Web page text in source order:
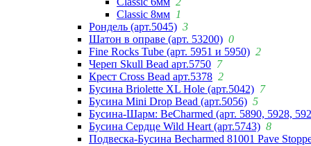
Classic 8мм 1
Рондель (арт.5045) 3
Шатон в оправе (арт. 53200) 0
Fine Rocks Tube (арт. 5951 и 5950) 2
Череп Skull Bead арт.5750 7
Крест Cross Bead арт.5378 2
Бусина Briolette XL Hole (арт.5042) 7
Бусина Mini Drop Bead (арт.5056) 5
Бусина-Шарм: BeCharmed (арт. 5890, 5928,
Бусина Сердце Wild Heart (арт.5743) 8
Подвеска-Бусина Becharmed 81001 Pave